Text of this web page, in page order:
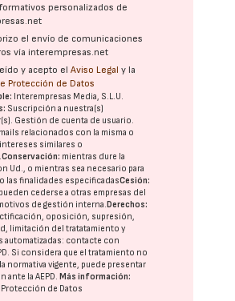
personalizados de
el envío de comunicaciones
vía interempresas.net
y acepto elAviso Legal y la
Protección de Datos
Interempresas Media, S.L.U.
Suscripción a nuestra(s)
Gestión de cuenta de usuario.
relacionados con la misma o
similares o
Conservación: mientras dure la
Ud., o mientras sea necesario para
las finalidades especificadasCesión:
cederse a otras empresas del
de gestión interna. Derechos:
oposición, supresión,
limitación del tratatamiento y
automatizadas: contacte con
. Si considera que el tratamiento no
normativa vigente, puede presentar
ante laAEPD. Más información:
de Datos